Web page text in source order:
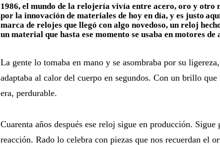
1986, el mundo de la relojería vivía entre acero, oro y otro
por la innovación de materiales de hoy en día, y es justo
marca de relojes que llegó con algo novedoso, un reloj
un material que hasta ese momento se usaba en motores
La gente lo tomaba en mano y se asombraba por su
adaptaba al calor del cuerpo en segundos. Con un brillo
era, perdurable.
Cuarenta años después ese reloj sigue en producción. Sigue
reacción. Rado lo celebra con piezas que nos recuerdan el